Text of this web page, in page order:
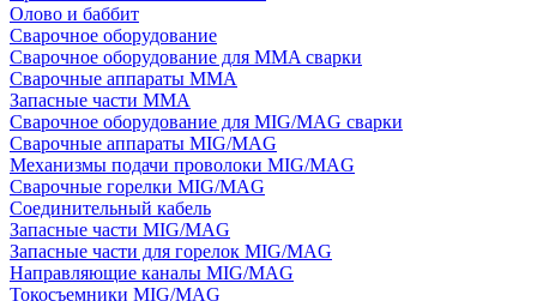
Олово и баббит
Сварочное оборудование
Сварочное оборудование для MMA сварки
Сварочные аппараты MMA
Запасные части MMA
Сварочное оборудование для MIG/MAG сварки
Сварочные аппараты MIG/MAG
Механизмы подачи проволоки MIG/MAG
Сварочные горелки MIG/MAG
Соединительный кабель
Запасные части MIG/MAG
Запасные части для горелок MIG/MAG
Направляющие каналы MIG/MAG
Токосъемники MIG/MAG